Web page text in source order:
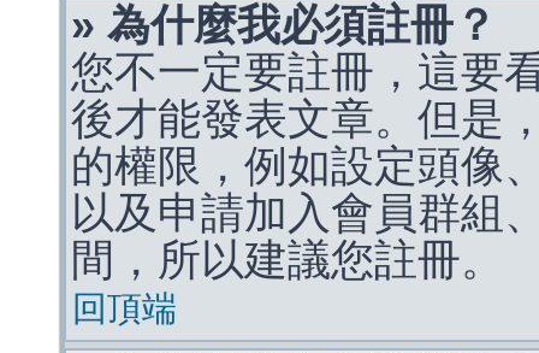
» 為什麼我必須註冊？
您不一定要註冊，這要
後才能發表文章。但是
的權限，例如設定頭像
以及申請加入會員群組
間，所以建議您註冊。
回頂端